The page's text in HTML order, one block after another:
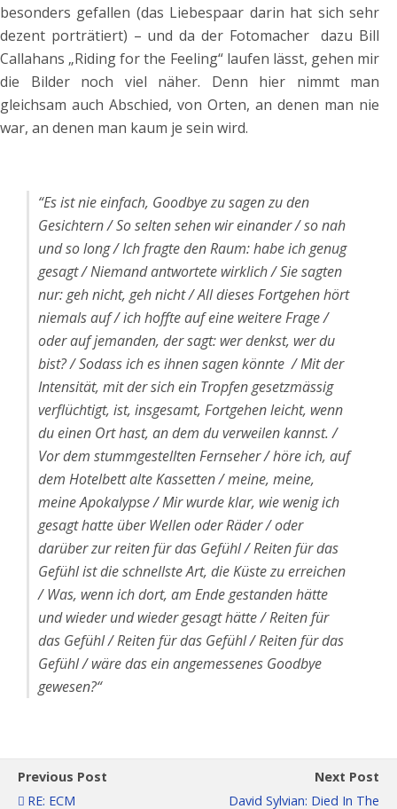
besonders gefallen (das Liebespaar darin hat sich sehr
dezent porträtiert) – und da der Fotomacher dazu Bill
Callahans „Riding for the Feeling“ laufen lässt, gehen mir
die Bilder noch viel näher. Denn hier nimmt man
gleichsam auch Abschied, von Orten, an denen man nie
war, an denen man kaum je sein wird.
“Es ist nie einfach, Goodbye zu sagen zu den
Gesichtern / So selten sehen wir einander / so nah
und so long / Ich fragte den Raum: habe ich genug
gesagt / Niemand antwortete wirklich / Sie sagten
nur: geh nicht, geh nicht / All dieses Fortgehen hört
niemals auf / ich hoffte auf eine weitere Frage /
oder auf jemanden, der sagt: wer denkst, wer du
bist? / Sodass ich es ihnen sagen könnte / Mit der
Intensität, mit der sich ein Tropfen gesetzmässig
verflüchtigt, ist, insgesamt, Fortgehen leicht, wenn
du einen Ort hast, an dem du verweilen kannst. /
Vor dem stummgestellten Fernseher / höre ich, auf
dem Hotelbett alte Kassetten / meine, meine,
meine Apokalypse / Mir wurde klar, wie wenig ich
gesagt hatte über Wellen oder Räder / oder
darüber zur reiten für das Gefühl / Reiten für das
Gefühl ist die schnellste Art, die Küste zu erreichen
/ Was, wenn ich dort, am Ende gestanden hätte
und wieder und wieder gesagt hätte / Reiten für
das Gefühl / Reiten für das Gefühl / Reiten für das
Gefühl / wäre das ein angemessenes Goodbye
gewesen?“
Previous Post
RE: ECM
Next Post
David Sylvian: Died In The